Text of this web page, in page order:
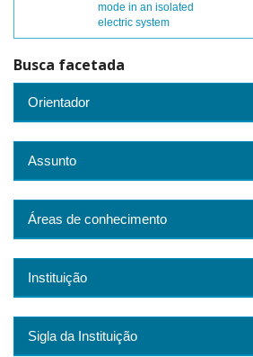
mode in an isolated
electric system
Busca facetada
Orientador
Assunto
Áreas de conhecimento
Instituição
Sigla da Instituição